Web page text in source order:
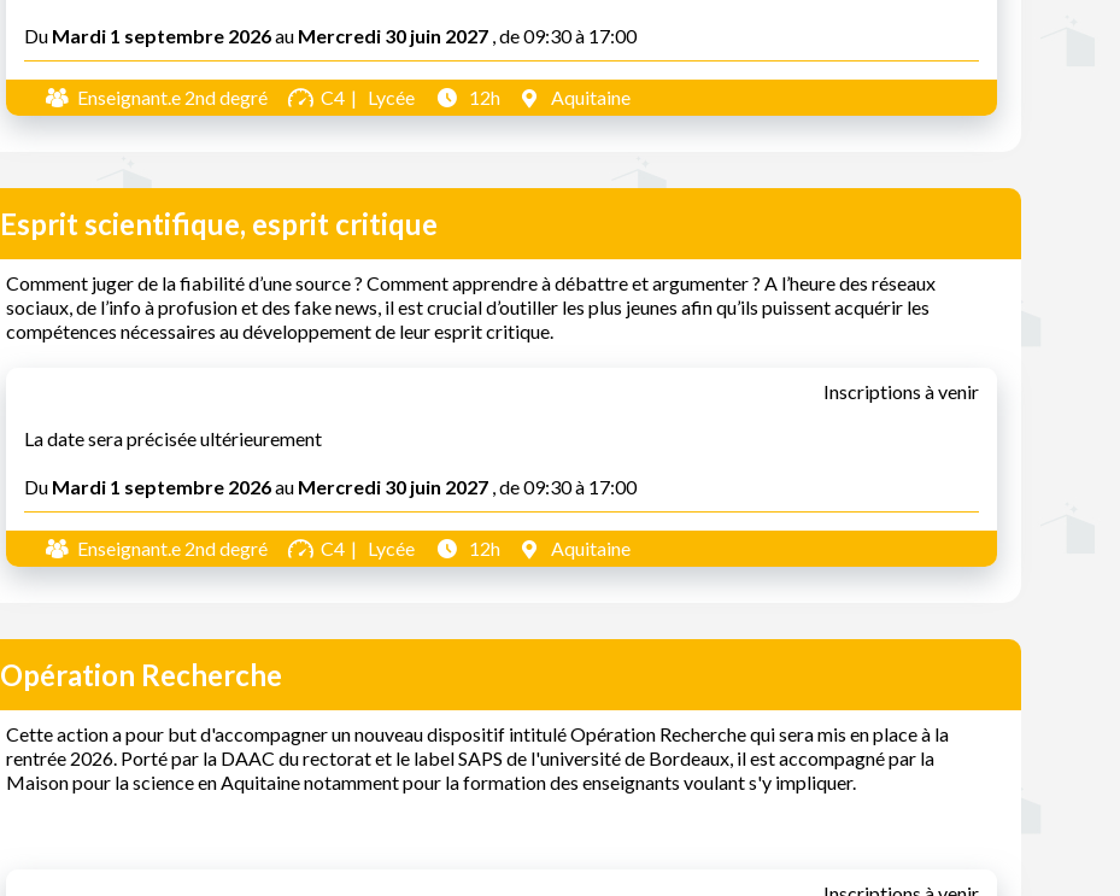
Du Mardi 1 septembre 2026au Mercredi 30 juin 2027 , de 09:30 à 17:00
Enseignant.e 2nd degré C4 Lycée 12h Aquitaine
Esprit scientifique, esprit critique
Comment juger de la fiabilité d’une source ? Comment apprendre à débattre et argumenter ? A l’heure des réseaux
sociaux, de l’info à profusion et des fake news, il est crucial d’outiller les plus jeunes afin qu’ils puissent acquérir les
compétences nécessaires au développement de leur esprit critique.
La date sera précisée ultérieurement
Inscriptions à venir
Du Mardi 1 septembre 2026au Mercredi 30 juin 2027 , de 09:30 à 17:00
Enseignant.e 2nd degré C4 Lycée 12h Aquitaine
Opération Recherche
Cette action a pour but d'accompagner un nouveau dispositif intitulé Opération Recherche qui sera mis en place à la
rentrée 2026. Porté par la DAAC du rectorat et le label SAPS de l'université de Bordeaux, il est accompagné par la
Maison pour la science en Aquitaine notamment pour la formation des enseignants voulant s'y impliquer.